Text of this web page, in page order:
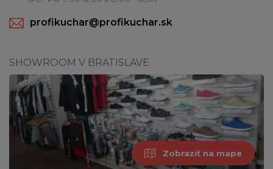
profikuchar@profikuchar.sk
SHOWROOM V BRATISLAVE
Zobraziť na mape